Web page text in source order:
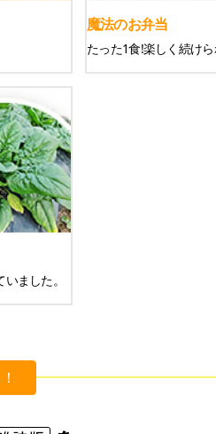
魔法のお弁当
たった1食!楽しく続け
ました。